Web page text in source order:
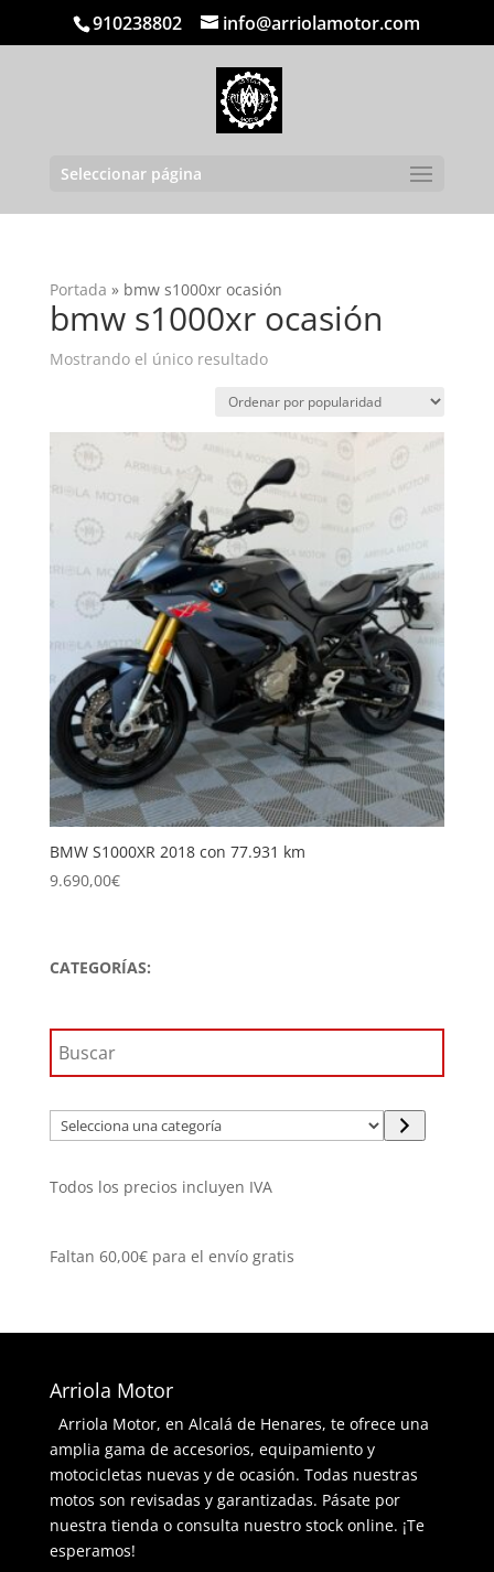
910238802 info@arriolamotor.com
Seleccionar página
Portada » bmw s1000xr ocasión
bmw s1000xr ocasión
Mostrando el único resultado
BMW S1000XR 2018 con 77.931 km
9.690,00€
CATEGORÍAS:
Selecciona
una
Todos los precios incluyen IVA
Faltan 60,00€para el envío gratis
Arriola Motor
Arriola Motor, en Alcalá de Henares, te ofrece una
amplia gama de accesorios, equipamiento y
motocicletas nuevas y de ocasión. Todas nuestras
motos son revisadas y garantizadas. Pásate por
nuestra tienda o consulta nuestro stock online. ¡Te
esperamos!